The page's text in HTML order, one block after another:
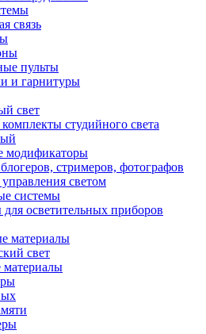
связь
пульты
и гарнитуры
свет
студийного света
модификаторы
стримеров, фотографов
светом
системы
осветительных приборов
материалы
свет